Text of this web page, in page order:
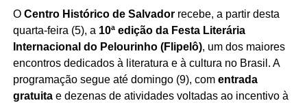
para o mercado imobiliário baiano
, aproximando
profissionais e empresas em torno dos desafios e
oportunidades trazidos pela transformação digital.
O Centro Histórico de Salvadorrecebe, a partir desta
quarta-feira (5), a 10ª edição da Festa Literária
Internacional do Pelourinho (Flipelô), um dos maiores
encontros dedicados à literatura e à cultura no Brasil. A
programação segue até domingo (9), com entrada
gratuitae dezenas de atividades voltadas ao incentivo à